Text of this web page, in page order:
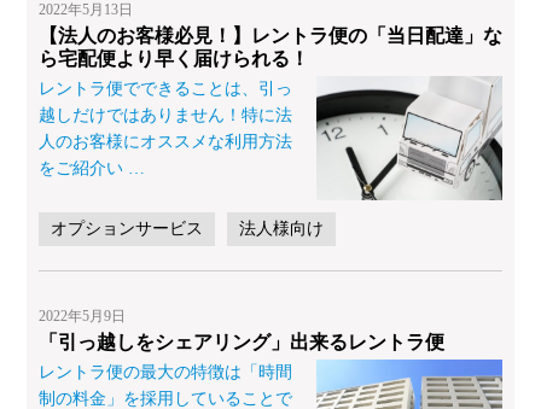
2022年5月13日
【法人のお客様必見！】レントラ便の「当日配達」な
ら宅配便より早く届けられる！
レントラ便でできることは、引っ
越しだけではありません！特に法
人のお客様にオススメな利用方法
をご紹介い …
オプションサービス 法人様向け
2022年5月9日
「引っ越しをシェアリング」出来るレントラ便
レントラ便の最大の特徴は「時間
制の料金」を採用していることで